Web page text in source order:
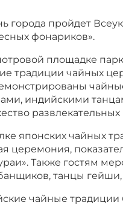
города пройдет
фонариков».
площадке
традиции чайных
индийскими
японских чайных
церемония,
Также гостям
танцы
чайные